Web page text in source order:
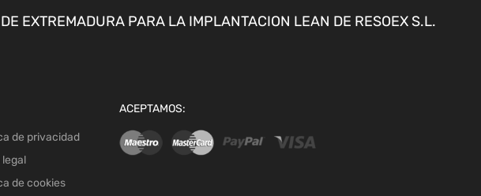
EXTREMADURA PARA LA IMPLANTACION LEAN DE RESOEX S.L.
de privacidad
legal
de cookies
ACEPTAMOS: